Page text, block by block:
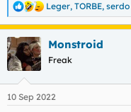
R
e
a
c
c
i
e
Leger, TORBE, serdo
Monstroid
Freak
10 Sep 2022